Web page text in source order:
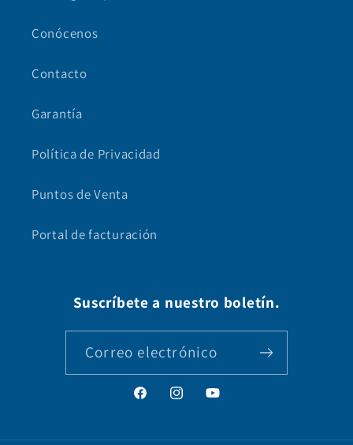
Conócenos
Contacto
Garantía
Política de Privacidad
Puntos de Venta
Portal de facturación
Suscríbete a nuestro boletín.
Correo electrónico
FacebookInstagramYouTube